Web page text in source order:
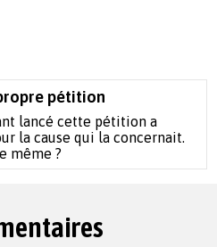
pétition
lancé cette pétition a
la cause qui la concernait.
même ?